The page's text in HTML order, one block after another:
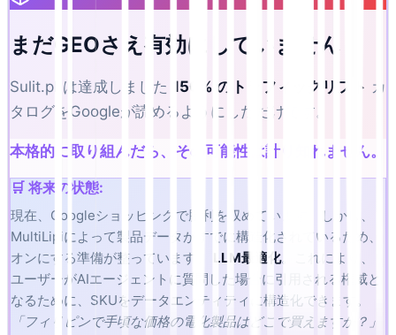
まだGEOさえ有効にしていません
Sulit.phは達成しました 150% のトラフィックリフト カ
タログをGoogleが読めるようにしただけです。
本格的に取り組んだら、その可能性は計り知れません。
🛒 将来の状態:
現在、Googleショッピングで勝利を収めています。しかし、
MultiLipiによって製品データがすでに構造化されているため、
オンにする準備が整っています。
LLM最適化。これにより、
ユーザーがAIエージェントに質問した場合に引用される権威と
なるために、SKUをデータエンティティに構造化できます。
「フィリピンで手頃な価格の電化製品はどこで買えますか？」